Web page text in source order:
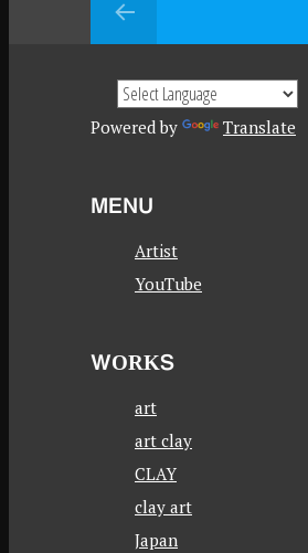
Powered by Translate
MENU
Artist
YouTube
WORKS
art
art clay
CLAY
clay art
Japan